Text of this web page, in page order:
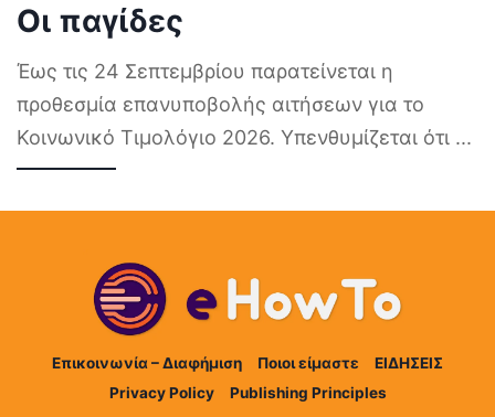
Οι παγίδες
Έως τις 24 Σεπτεμβρίου παρατείνεται η
προθεσμία επανυποβολής αιτήσεων για το
Κοινωνικό Τιμολόγιο 2026. Υπενθυμίζεται ότι ...
Επικοινωνία – Διαφήμιση Ποιοι είμαστε
ΕΙΔΗΣΕΙΣ
Privacy Policy
Publishing Principles